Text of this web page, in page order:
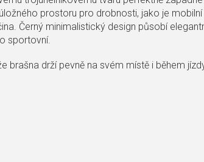
prostoru pro drobnosti, jako je mobilní
Černý minimalistický design působí
sportovní.
brašna drží pevně na svém místě i během